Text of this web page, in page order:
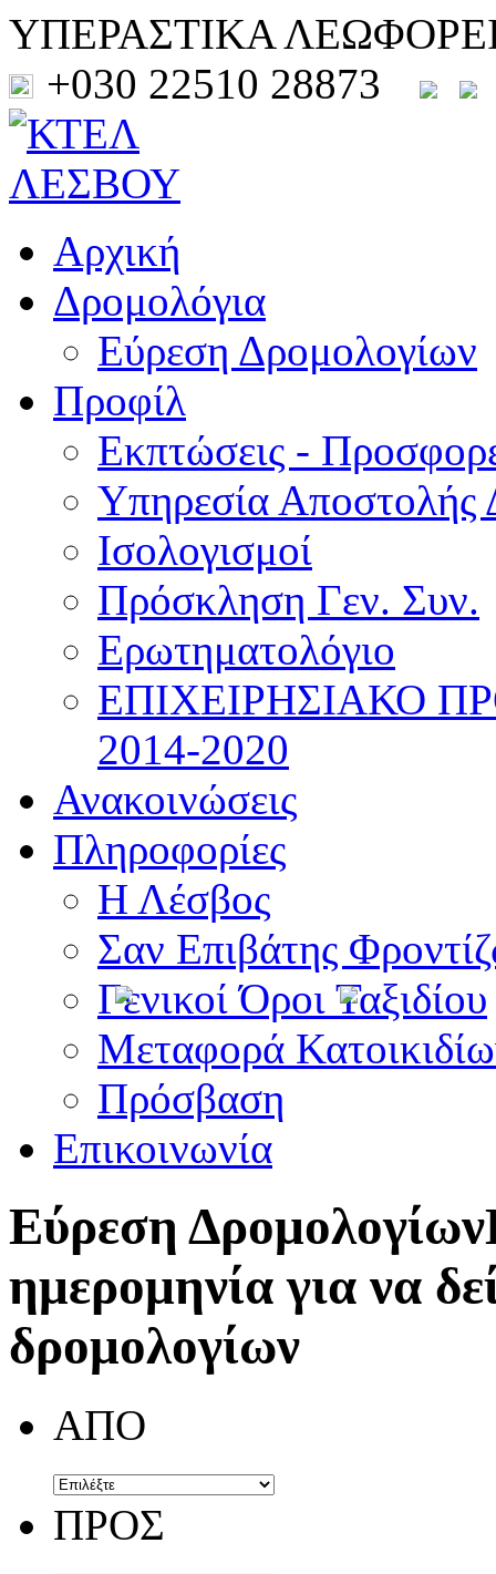
ΥΠΕΡΑΣΤΙΚΑ
+030 22510 28873
Αρχική
Δρομολόγια
Εύρεση Δρομολογίων
Προφίλ
Εκπτώσεις -
Υπηρεσία Αποστολής
Ισολογισμοί
Πρόσκληση Γεν. Συν.
Ερωτηματολόγιο
ΕΠΙΧΕΙΡΗΣΙΑΚΟ
2014-2020
Ανακοινώσεις
Πληροφορίες
Η Λέσβος
Σαν Επιβάτης
Γενικοί Όροι Ταξιδίου
Μεταφορά
Πρόσβαση
Επικοινωνία
Εύρεση Δρομολογίων
ημερομηνία για να
δρομολογίων
ΑΠΟ
ΠΡΟΣ